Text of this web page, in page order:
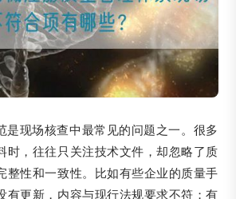
是现场核查中最常见的问题之一。很多
时，往往只关注技术文件，却忽略了质
整性和一致性。比如有些企业的质量手
有更新，内容与现行法规要求不符；有